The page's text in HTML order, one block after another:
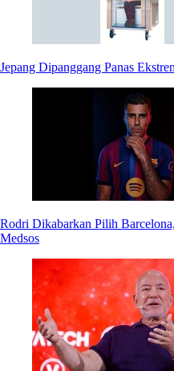
Jepang Dipanggang Panas
Rodri Dikabarkan Pilih
Medsos